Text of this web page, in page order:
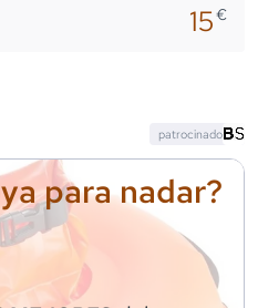
15€
para nadar?
patrocinado